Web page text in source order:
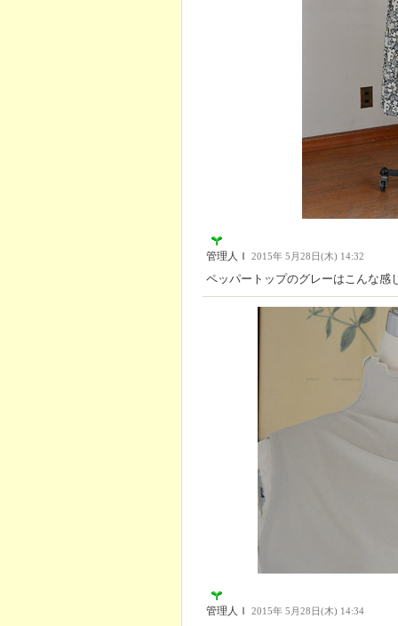
管理人Ｉ 2015年 5月28日(木) 14:32
ペッパートップのグレーはこんな感
管理人Ｉ 2015年 5月28日(木) 14:34